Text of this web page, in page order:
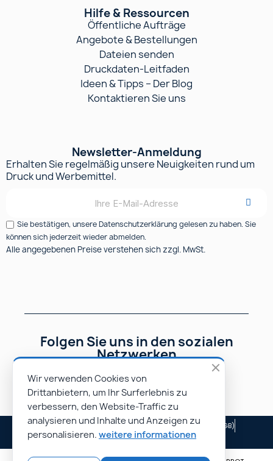
Hilfe & Ressourcen
Öffentliche Aufträge
Angebote & Bestellungen
Dateien senden
Druckdaten-Leitfaden
Ideen & Tipps – Der Blog
Kontaktieren Sie uns
Newsletter-Anmeldung
Erhalten Sie regelmäßig unsere Neuigkeiten rund um
Druck und Werbemittel.
Sie bestätigen, unsere Datenschutzerklärung gelesen zu haben. Sie
können sich jederzeit wieder abmelden.
Alle angegebenen Preise verstehen sich zzgl. MwSt.
Folgen Sie uns in den sozialen
Netzwerken
Impressum
Allgemeine Geschäftsbedingungen (AGB)
Unsere Partner
Wir verwenden Cookies von
Drittanbietern, um Ihr Surferlebnis zu
verbessern, den Website-Traffic zu
analysieren und Inhalte und Anzeigen zu
personalisieren. weitere informationen